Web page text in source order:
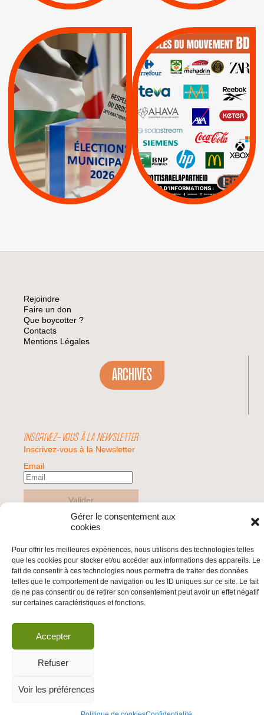
Gérer le consentement aux
cookies
Pour offrir les meilleures expériences, nous utilisons des technologies telles
que les cookies pour stocker et/ou accéder aux informations des appareils. Le
fait de consentir à ces technologies nous permettra de traiter des données
telles que le comportement de navigation ou les ID uniques sur ce site. Le fait
de ne pas consentir ou de retirer son consentement peut avoir un effet négatif
sur certaines caractéristiques et fonctions.
Accepter
Refuser
Voir les préférences
MUNICIPALES 2026 :
JE VOTE POUR LE
RESPECT DU DROIT
INTERNATIONAL EN
PALESTINE
APPELS | Actus |
Espaces Sans
Apartheid
| Lettres d'interpellation
Pétitions
QUE BOYCOTTER ?
BOYCOTT /
AXA BNP | CAF |
Carrefour | HP |
Keter |
Livres et brochures |
Mehadrin | PUMA
Sodastream |
Visuels, tracts,
affiches,...
Rejoindre
Faire un don
Que boycotter ?
Contacts
Mentions Légales
ARCHIVES
INSCRIVEZ-VOUS À LA NEWSLETTER
Inscrivez-vous à la Newsletter
Email
Valider
citoyenne et non-violente à l'impunité d'Israël |